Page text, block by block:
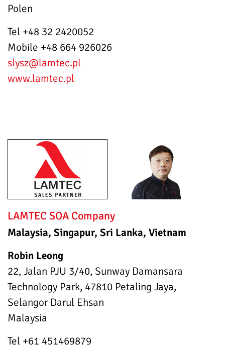
Polen
Tel +48 32 2420052
Mobile +48 664 926026
slysz@lamtec.pl
www.lamtec.pl
LAMTEC SOA Company
Malaysia, Singapur, Sri Lanka, Vietnam
Robin Leong
22, Jalan PJU 3/40, Sunway Damansara
Technology Park, 47810 Petaling Jaya,
Selangor Darul Ehsan
Malaysia
Tel +61 451469879